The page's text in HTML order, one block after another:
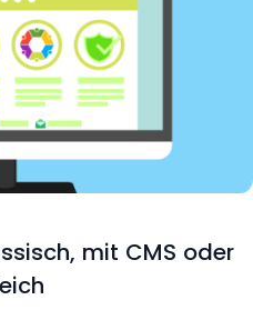
mit CMS oder